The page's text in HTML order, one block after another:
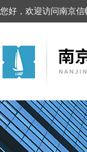
您好，欢迎访问南京信